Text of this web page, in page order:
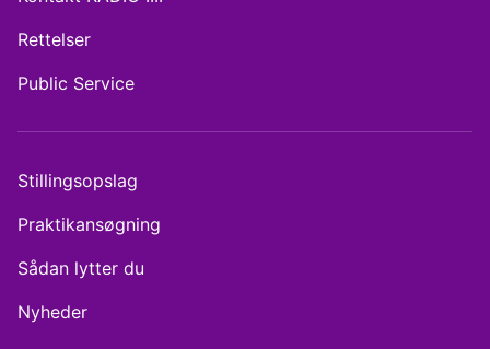
Rettelser
Public Service
Stillingsopslag
Praktikansøgning
Sådan lytter du
Nyheder